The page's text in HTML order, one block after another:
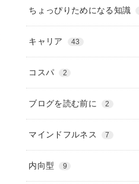
ちょっぴりためになる知識
キャリア 43
コスパ 2
ブログを読む前に 2
マインドフルネス 7
内向型 9